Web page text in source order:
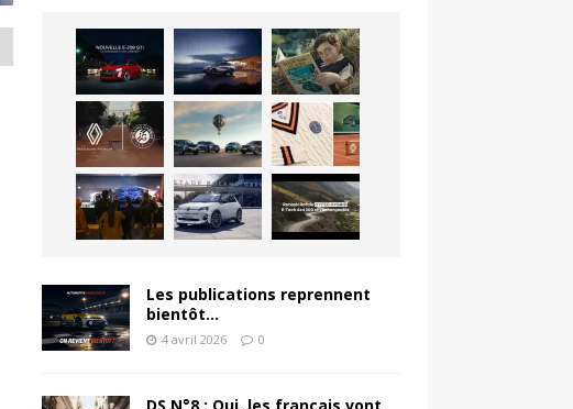
Les publications reprennent
bientôt…
4 avril 2026 0